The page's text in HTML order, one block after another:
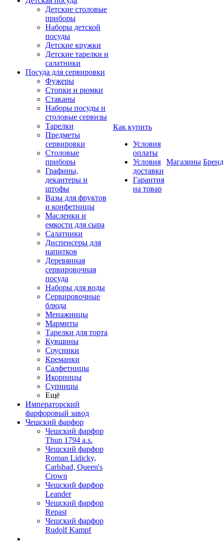
Детские столовые
приборы
Наборы детской
посуды
Детские кружки
Детские тарелки и
салатники
Посуда для сервировки
Фужеры
Стопки и рюмки
Стаканы
Наборы посуды и
столовые сервизы
Тарелки
Предметы
сервировки
Столовые
приборы
Графины,
декантеры и
штофы
Вазы для фруктов
и конфетницы
Масленки и
емкости для сыра
Салатники
Диспенсеры для
напитков
Деревянная
сервировочная
посуда
Наборы для воды
Сервировочные
блюда
Менажницы
Мармиты
Тарелки для торта
Кувшины
Соусники
Креманки
Салфетницы
Икорницы
Супницы
Ещё
Императорский
фарфоровый завод
Чешский фарфор
Чешский фарфор
Thun 1794 a.s.
Чешский фарфор
Roman Lidicky,
Carlsbad, Queen's
Crown
Чешский фарфор
Leander
Чешский фарфор
Repast
Чешский фарфор
Rudolf Kampf
Как купить
Условия
оплаты
Условия
доставки
Гарантия
на товар
Магазины